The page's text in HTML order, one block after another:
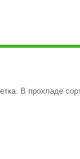
В прохладе